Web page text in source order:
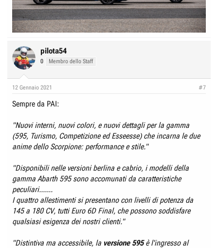
pilota54
0 Membro dello Staff
12 Gennaio 2021 #7
Sempre da PAI:
"Nuovi interni, nuovi colori, e nuovi dettagli per la gamma
(595, Turismo, Competizione ed Esseesse) che incarna le due
anime dello Scorpione: performance e stile."
"Disponibili nelle versioni berlina e cabrio, i modelli della
gamma Abarth 595 sono accomunati da caratteristiche
peculiari.......
I quattro allestimenti si presentano con livelli di potenza da
145 a 180 CV, tutti Euro 6D Final, che possono soddisfare
qualsiasi esigenza dei nostri clienti."
"Distintiva ma accessibile, la versione 595è l'ingresso al